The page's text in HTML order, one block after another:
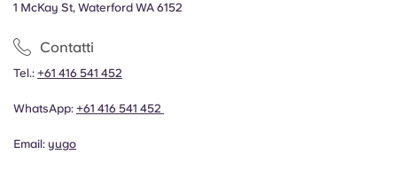
1 McKay St, Waterford WA 6152
Contatti
Tel.: +61 416 541 452
WhatsApp: +61 416 541 452
Email: yugo